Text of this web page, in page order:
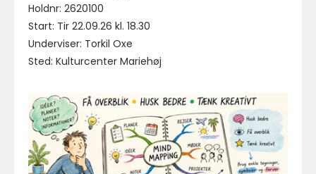
Holdnr: 2620100
Start: Tir 22.09.26 kl. 18.30
Underviser: Torkil Oxe
Sted: Kulturcenter Mariehøj